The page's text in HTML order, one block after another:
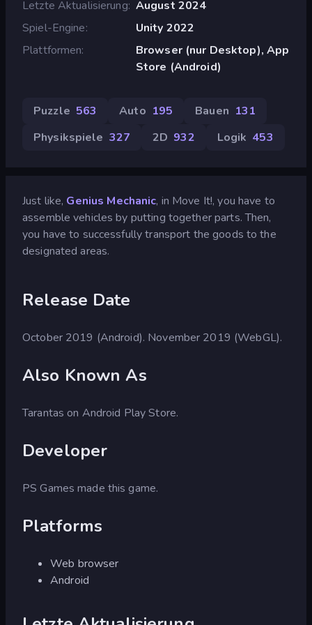
Letzte Aktualisierung August 2024
Spiel-Engine
Unity 2022
Plattformen
Browser (nur Desktop), App
Store (Android)
Puzzle 563 Auto 195 Bauen 131
Physikspiele 327 2D 932 Logik 453
Just like, Genius Mechanic, in Move It!, you have to
assemble vehicles by putting together parts. Then,
you have to successfully transport the goods to the
designated areas.
Release Date
October 2019 (Android). November 2019 (WebGL).
Also Known As
Tarantas on Android Play Store.
Developer
PS Games made this game.
Platforms
Web browser
Android